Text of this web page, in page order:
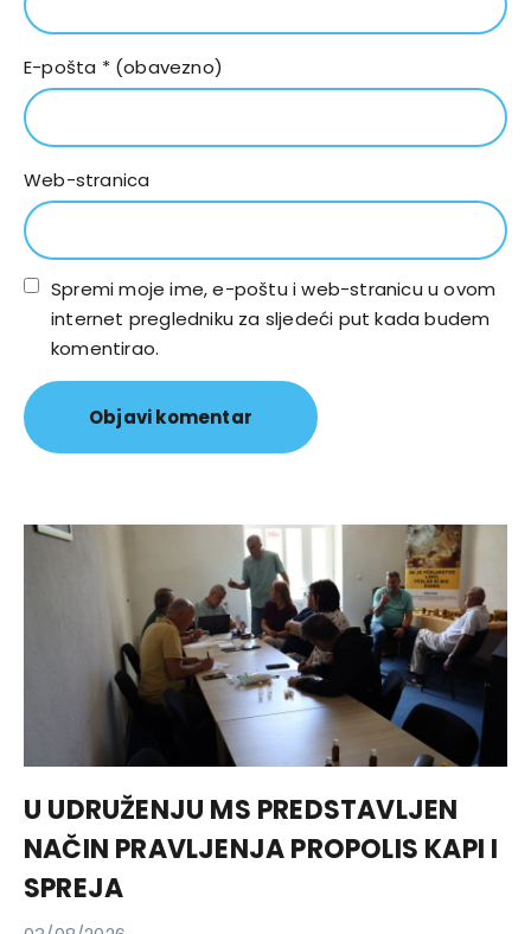
E-pošta * (obavezno)
Web-stranica
Spremi moje ime, e-poštu i web-stranicu u ovom
internet pregledniku za sljedeći put kada budem
komentirao.
U UDRUŽENJU MS PREDSTAVLJEN
NAČIN PRAVLJENJA PROPOLIS KAPI I
SPREJA